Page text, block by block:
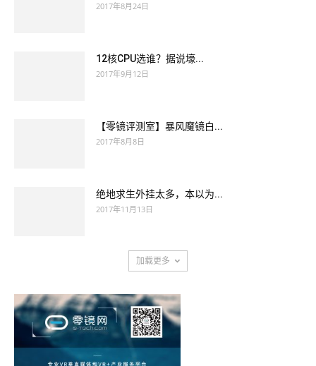
2017年8月24日
12核CPU选谁？据说壕...
2017年9月12日
【零镜评测室】暴风魔镜白...
2017年8月8日
绝地求生外挂太多，本以为...
2017年11月13日
加载更多